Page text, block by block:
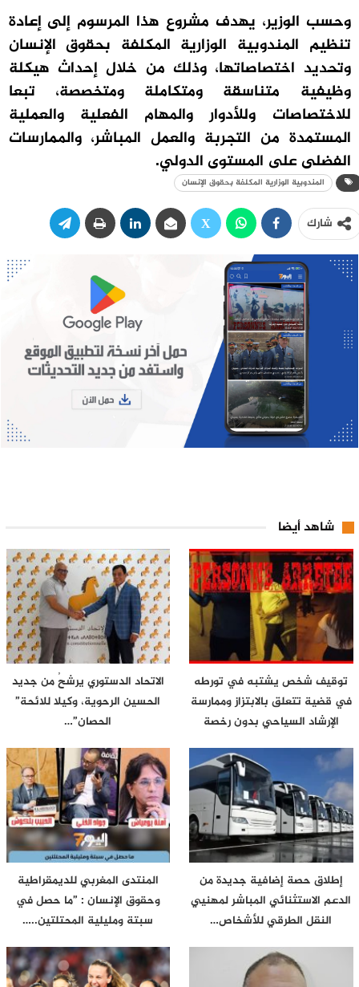
وحسب الوزير، يهدف مشروع هذا المرسوم إلى إعادة
تنظيم المندوبية الوزارية المكلفة بحقوق الإنسان
وتحديد اختصاصاتها، وذلك من خلال إحداث هيكلة
وظيفية متناسقة ومتكاملة ومتخصصة، تبعا
للاختصاصات وللأدوار والمهام الفعلية والعملية
المستمدة من التجربة والعمل المباشر، والممارسات
الفضلى على المستوى الدولي.
المندوبية الوزارية المكلفة بحقوق الإنسان
شارك
شاهد أيضا
توقيف شخص يشتبه في تورطه
في قضية تتعلق بالابتزاز وممارسة
الإرشاد السياحي بدون رخصة
الاتحاد الدستوري يرشحُ من جديد
الحسين الرحوية، وكيلا للائحة”
الحصان”…
إطلاق حصة إضافية جديدة من
الدعم الاستثنائي المباشر لمهنيي
النقل الطرقي للأشخاص…
المنتدى المغربي للديمقراطية
وحقوق الإنسان : ”ما حصل في
سبتة ومليلية المحتلتين..…